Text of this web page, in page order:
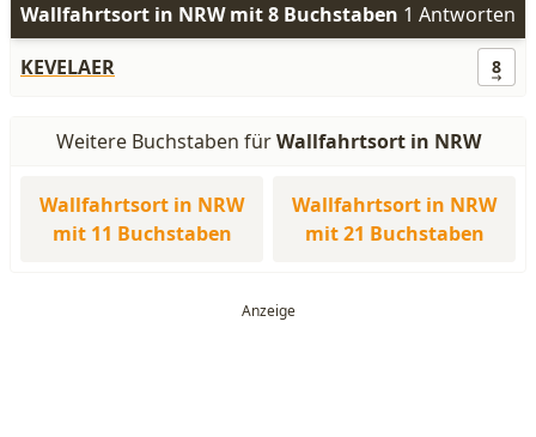
Wallfahrtsort in NRW mit 8 Buchstaben 1 Antworten
KEVELAER
8
Weitere Buchstaben fürWallfahrtsort in NRW
Wallfahrtsort in NRW
mit 11 Buchstaben
Wallfahrtsort in NRW
mit 21 Buchstaben